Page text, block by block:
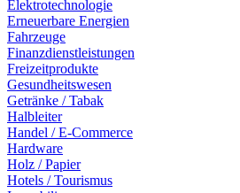
Elektrotechnologie
Erneuerbare Energien
Fahrzeuge
Finanzdienstleistungen
Freizeitprodukte
Gesundheitswesen
Getränke / Tabak
Halbleiter
Handel / E-Commerce
Hardware
Holz / Papier
Hotels / Tourismus